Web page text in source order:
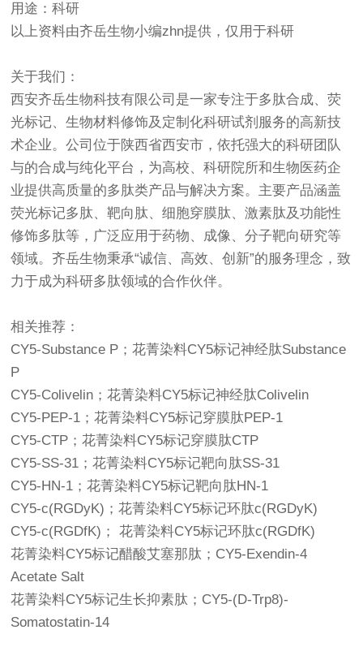
用途：科研
以上资料由齐岳生物小编zhn提供，仅用于科研
关于我们：
西安齐岳生物科技有限公司是一家专注于多肽合成、荧
光标记、生物材料修饰及定制化科研试剂服务的高新技
术企业。公司位于陕西省西安市，依托强大的科研团队
与的合成与纯化平台，为高校、科研院所和生物医药企
业提供高质量的多肽类产品与解决方案。主要产品涵盖
荧光标记多肽、靶向肽、细胞穿膜肽、激素肽及功能性
修饰多肽等，广泛应用于药物、成像、分子靶向研究等
领域。齐岳生物秉承“诚信、高效、创新”的服务理念，致
力于成为科研多肽领域的合作伙伴。
相关推荐：
CY5-Substance P；花菁染料CY5标记神经肽Substance
P
CY5-Colivelin；花菁染料CY5标记神经肽Colivelin
CY5-PEP-1；花菁染料CY5标记穿膜肽PEP-1
CY5-CTP；花菁染料CY5标记穿膜肽CTP
CY5-SS-31；花菁染料CY5标记靶向肽SS-31
CY5-HN-1；花菁染料CY5标记靶向肽HN-1
CY5-c(RGDyK)；花菁染料CY5标记环肽c(RGDyK)
CY5-c(RGDfK)； 花菁染料CY5标记环肽c(RGDfK)
花菁染料CY5标记醋酸艾塞那肽；CY5-Exendin-4
Acetate Salt
花菁染料CY5标记生长抑素肽；CY5-(D-Trp8)-
Somatostatin-14